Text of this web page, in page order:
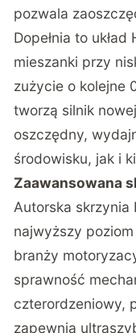
pozwala
Dopełnia to
mieszanki przy
zużycie o kolejne
tworzą silnik
oszczędny,
środowisku, jak i
Zaawansowana
Autorska skrzynia
najwyższy
branży
sprawność
czterordzeniowy,
zapewnia